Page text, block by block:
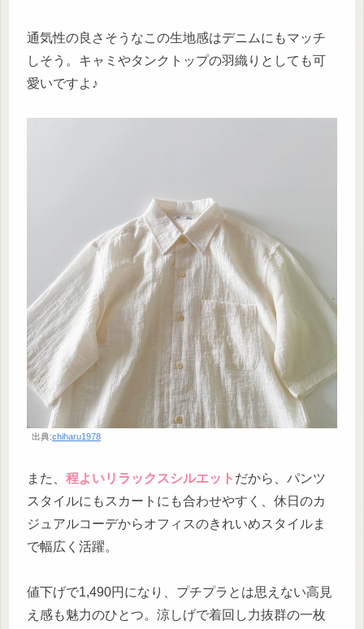
通気性の良さそうなこの生地感はデニムにもマッチ
しそう。キャミやタンクトップの羽織りとしても可
愛いですよ♪
出典:chiharu1978
また、 程よいリラックスシルエット だから、パンツ
スタイルにもスカートにも合わせやすく、休日のカ
ジュアルコーデからオフィスのきれいめスタイルま
で幅広く活躍。
値下げで1,490円になり、プチプラとは思えない高見
え感も魅力のひとつ。涼しげで着回し力抜群の一枚